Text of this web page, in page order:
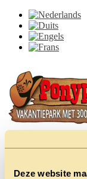
Deze website